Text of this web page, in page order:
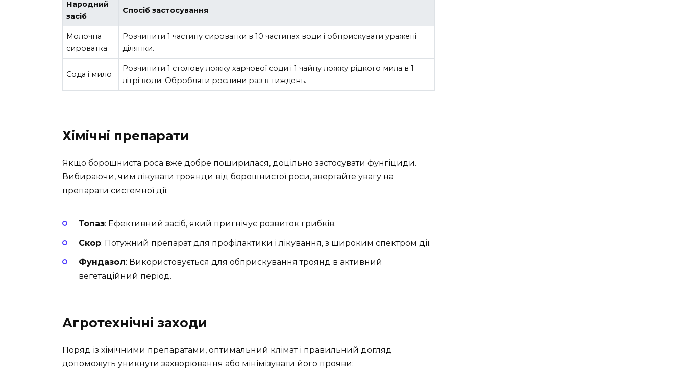
Народний
засіб
Спосіб застосування
Молочна
сироватка
Розчинити 1 частину сироватки в 10 частинах води і обприскувати уражені
ділянки.
Сода і мило
Розчинити 1 столову ложку харчової соди і 1 чайну ложку рідкого мила в 1
літрі води. Обробляти рослини раз в тиждень.
Хімічні препарати
Якщо борошниста роса вже добре поширилася, доцільно застосувати фунгіциди.
Вибираючи, чим лікувати троянди від борошнистої роси, звертайте увагу на
препарати системної дії:
Топаз: Ефективний засіб, який пригнічує розвиток грибків.
Скор: Потужний препарат для профілактики і лікування, з широким спектром дії.
Фундазол: Використовується для обприскування троянд в активний
вегетаційний період.
Агротехнічні заходи
Поряд із хімічними препаратами, оптимальний клімат і правильний догляд
допоможуть уникнути захворювання або мінімізувати його прояви: